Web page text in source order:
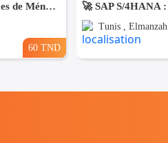
La Meilleure societe de Femmes de Ménage A Carthage
60 TND
Tunis , Elmanzah